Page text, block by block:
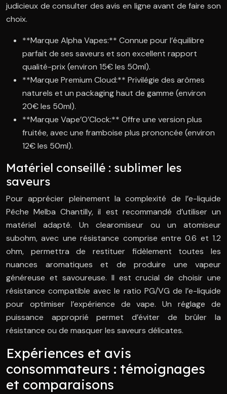
judicieux de consulter des avis en ligne avant de faire son
choix.
**Marque Alpha Vapes:** Connue pour l’équilibre
parfait de ses saveurs et son excellent rapport
qualité-prix (environ 15€ les 50ml).
**Marque Premium Cloud:** Privilégie des arômes
naturels et un packaging haut de gamme (environ
20€ les 50ml).
**Marque Vape’O’Clock:** Offre une version plus
fruitée, avec une framboise plus prononcée (environ
12€ les 50ml).
Matériel conseillé : sublimer les
saveurs
Pour apprécier pleinement la complexité de l’e-liquide
Pêche Melba Chantilly, il est recommandé d’utiliser un
matériel adapté. Un clearomiseur ou un atomiseur
subohm, avec une résistance comprise entre 0.6 et 1.2
ohm, permettra de restituer fidèlement toutes les
nuances aromatiques et de produire une vapeur
généreuse et savoureuse. Il est crucial de choisir une
résistance compatible avec le ratio PG/VG de l’e-liquide
pour optimiser l’expérience de vape. Un réglage de
puissance approprié permet d’éviter de brûler la
résistance ou de masquer les saveurs délicates.
Expériences et avis
consommateurs : témoignages
et comparaisons